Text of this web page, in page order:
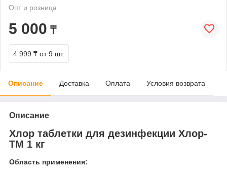
Опт и розница
5 000 ₸
4 999 ₸ от 9 шт.
Описание Доставка Оплата Условия возврата
Описание
Хлор таблетки для дезинфекции Хлор-
ТМ 1 кг
Область применения: